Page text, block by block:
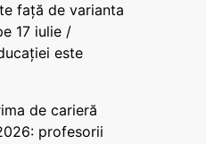
față de varianta
17 iulie /
este
de carieră
profesorii